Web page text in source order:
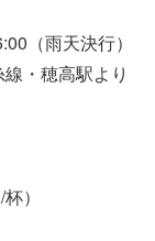
（雨天決行）
・穂高駅より
）